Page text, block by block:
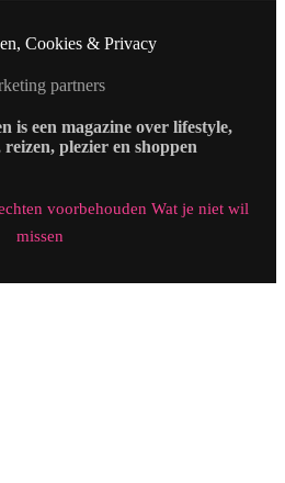
Cookies & Privacy
partners
is een magazine over lifestyle,
plezier en shoppen
voorbehouden Wat je niet wil
missen